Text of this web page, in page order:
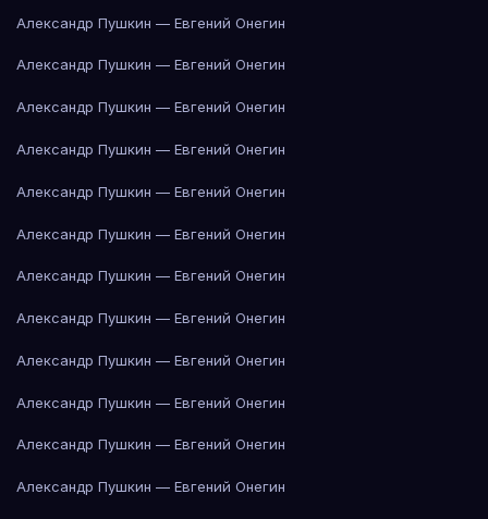
Александр Пушкин — Евгений Онегин
Александр Пушкин — Евгений Онегин
Александр Пушкин — Евгений Онегин
Александр Пушкин — Евгений Онегин
Александр Пушкин — Евгений Онегин
Александр Пушкин — Евгений Онегин
Александр Пушкин — Евгений Онегин
Александр Пушкин — Евгений Онегин
Александр Пушкин — Евгений Онегин
Александр Пушкин — Евгений Онегин
Александр Пушкин — Евгений Онегин
Александр Пушкин — Евгений Онегин